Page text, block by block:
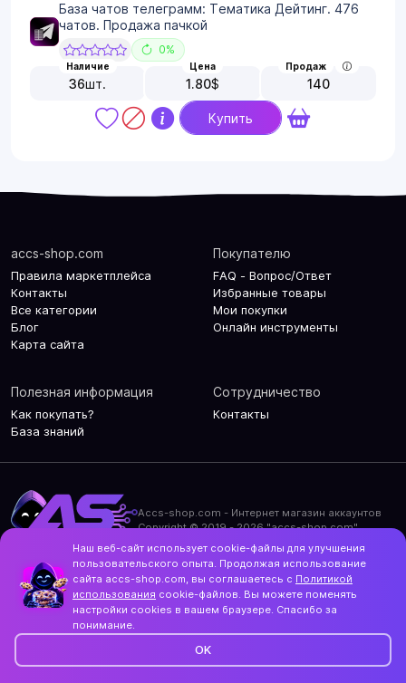
База чатов телеграмм: Тематика Дейтинг. 476
чатов. Продажа пачкой
0%
Наличие
36шт.
Цена
1.80$
Продаж
140
Купить
accs-shop.com
Правила маркетплейса
Контакты
Все категории
Блог
Карта сайта
Покупателю
FAQ - Вопрос/Ответ
Избранные товары
Мои покупки
Онлайн инструменты
Полезная информация
Как покупать?
База знаний
Сотрудничество
Контакты
Accs-shop.com - Интернет магазин аккаунтов
Copyright © 2019 - 2026 "accs-shop.com"
Политика использования cookie-файлов
Контакты и актуальный адрес сайта
Structo
Дизайн и разработка
Наш веб-сайт использует cookie-файлы для улучшения
пользовательского опыта. Продолжая использование
сайта accs-shop.com, вы соглашаетесь с Политикой
использования cookie-файлов. Вы можете поменять
настройки cookies в вашем браузере. Спасибо за
понимание.
OK